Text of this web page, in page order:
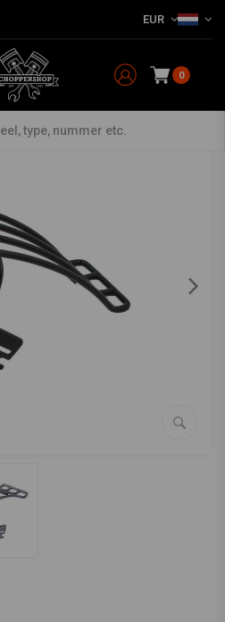
EUR
0
en Montagekits Saddle Bags & Bagage Rekken
97-99 FXST FLST